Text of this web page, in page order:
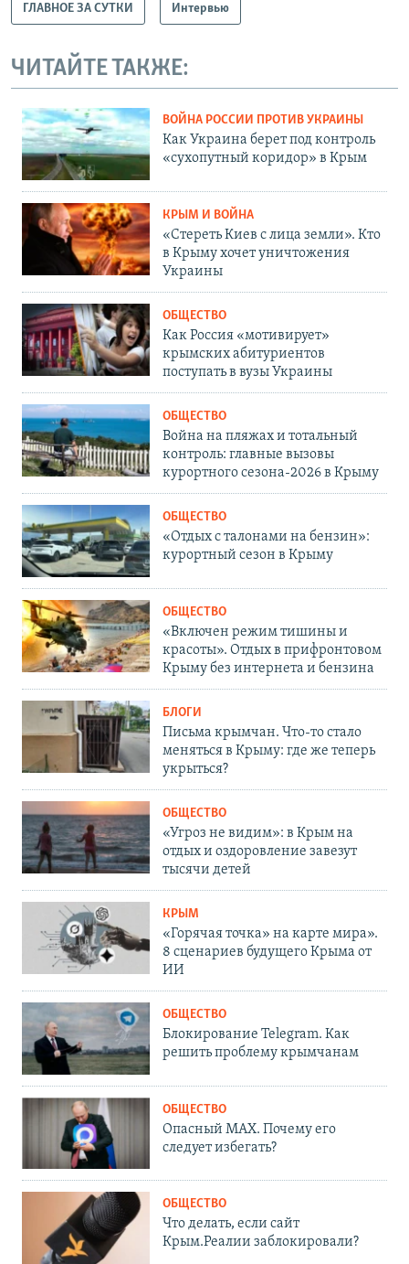
ГЛАВНОЕ ЗА СУТКИ Интервью
ЧИТАЙТЕ ТАКЖЕ:
ВОЙНА РОССИИ ПРОТИВ УКРАИНЫ
Как Украина берет под контроль
«сухопутный коридор» в Крым
КРЫМ И ВОЙНА
«Стереть Киев с лица земли». Кто
в Крыму хочет уничтожения
Украины
ОБЩЕСТВО
Как Россия «мотивирует»
крымских абитуриентов
поступать в вузы Украины
ОБЩЕСТВО
Война на пляжах и тотальный
контроль: главные вызовы
курортного сезона-2026 в Крыму
ОБЩЕСТВО
«Отдых с талонами на бензин»:
курортный сезон в Крыму
ОБЩЕСТВО
«Включен режим тишины и
красоты». Отдых в прифронтовом
Крыму без интернета и бензина
БЛОГИ
Письма крымчан. Что-то стало
меняться в Крыму: где же теперь
укрыться?
ОБЩЕСТВО
«Угроз не видим»: в Крым на
отдых и оздоровление завезут
тысячи детей
КРЫМ
«Горячая точка» на карте мира».
8 сценариев будущего Крыма от
ИИ
ОБЩЕСТВО
Блокирование Telegram. Как
решить проблему крымчанам
ОБЩЕСТВО
Опасный MAX. Почему его
следует избегать?
ОБЩЕСТВО
Что делать, если сайт
Крым.Реалии заблокировали?